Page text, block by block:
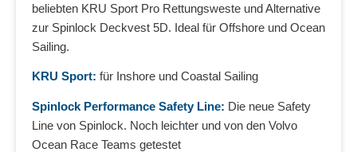
beliebten KRU Sport Pro Rettungsweste und Alternative
zur Spinlock Deckvest 5D. Ideal für Offshore und Ocean
Sailing.
KRU Sport: für Inshore und Coastal Sailing
Spinlock Performance Safety Line: Die neue Safety
Line von Spinlock. Noch leichter und von den Volvo
Ocean Race Teams getestet